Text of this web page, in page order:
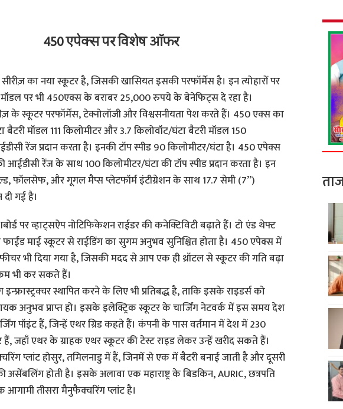
450 एपेक्स पर विशेष ऑफर
का नया स्कूटर है, जिसकी खासियत इसकी परफॉर्मेंस है। इन त्योहारों पर
पर भी 450एक्स के बराबर 25,000 रुपये के बेनेफिट्स दे रहा है।
के स्कूटर परफॉर्मेंस, टेक्नोलॉजी और विश्वसनीयता पेश करते हैं। 450 एक्स का
बैटरी मॉडल 111 किलोमीटर और 3.7 किलोवॉट/घंटा बैटरी मॉडल 150
रेंज प्रदान करता है। इनकी टॉप स्पीड 90 किलोमीटर/घंटा है। 450 एपेक्स
आईडीसी रेंज के साथ 100 किलोमीटर/घंटा की टॉप स्पीड प्रदान करता है। इन
फॉलसेफ, और गूगल मैप्स प्लेटफॉर्म इंटीग्रेशन के साथ 17.7 सेमी (7’’)
दी गई है।
पर व्हाट्सऐप नोटिफिकेशन राईडर की कनेक्टिविटी बढ़ाते हैं। टो एंड थेफ्ट
माई स्कूटर से राईडिंग का सुगम अनुभव सुनिश्चित होता है। 450 एपेक्स में
भी दिया गया है, जिसकी मदद से आप एक ही थ्रॉटल से स्कूटर की गति बढ़ा
भी कर सकते हैं।
इन्फ्रास्ट्रक्चर स्थापित करने के लिए भी प्रतिबद्ध है, ताकि इसके राइडर्स को
अनुभव प्राप्त हो। इसके इलेक्ट्रिक स्कूटर के चार्जिंग नेटवर्क में इस समय देश
पॉइंट हैं, जिन्हें एथर ग्रिड कहते हैं। कंपनी के पास वर्तमान में देश में 230
जहाँ एथर के ग्राहक एथर स्कूटर की टेस्ट राइड लेकर उन्हें खरीद सकते हैं।
प्लांट होसुर, तमिलनाडु में हैं, जिनमें से एक में बैटरी बनाई जाती है और दूसरी
असेंबलिंग होती है। इसके अलावा एक महाराष्ट्र के बिडकिन, AURIC, छत्रपति
तीसरा मैनुफैक्चरिंग प्लांट है।